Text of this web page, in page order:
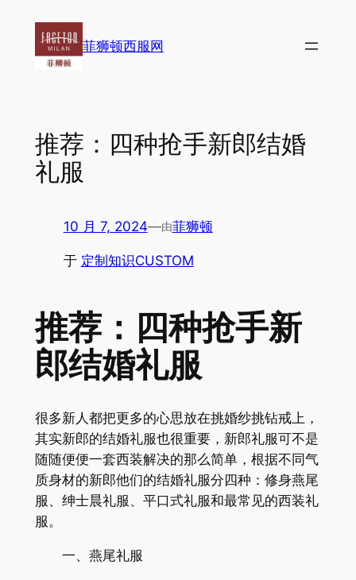
菲狮顿西服网
推荐：四种抢手新郎结婚
礼服
10 月 7, 2024—由菲狮顿
于 定制知识CUSTOM
推荐：四种抢手新
郎结婚礼服
很多新人都把更多的心思放在挑婚纱挑钻戒上，
其实新郎的结婚礼服也很重要，新郎礼服可不是
随随便便一套西装解决的那么简单，根据不同气
质身材的新郎他们的结婚礼服分四种：修身燕尾
服、绅士晨礼服、平口式礼服和最常见的西装礼
服。
一、燕尾礼服